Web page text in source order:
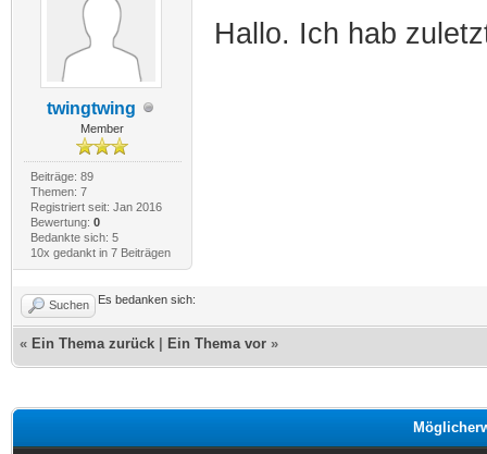
twingtwing
Member
Beiträge: 89
Themen: 7
Registriert seit: Jan 2016
Bewertung: 0
Bedankte sich: 5
10x gedankt in 7 Beiträgen
Hallo. Ich hab
Suchen Es bedanken sich:
« Ein Thema zurück Ein Thema vor »